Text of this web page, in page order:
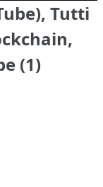
Tutti
(1)